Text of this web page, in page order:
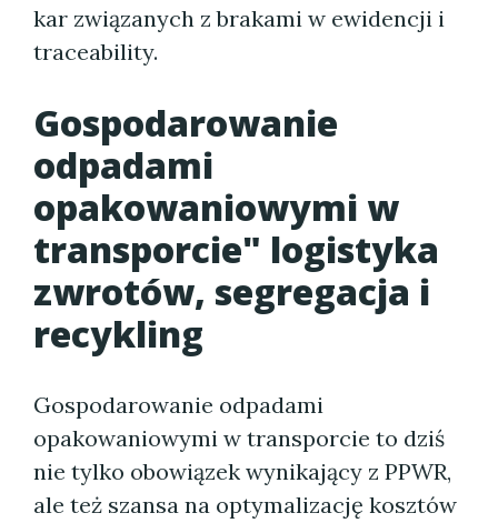
kar związanych z brakami w ewidencji i
traceability.
Gospodarowanie
odpadami
opakowaniowymi w
transporcie" logistyka
zwrotów, segregacja i
recykling
Gospodarowanie odpadami
opakowaniowymi w transporcie to dziś
nie tylko obowiązek wynikający z PPWR,
ale też szansa na optymalizację kosztów